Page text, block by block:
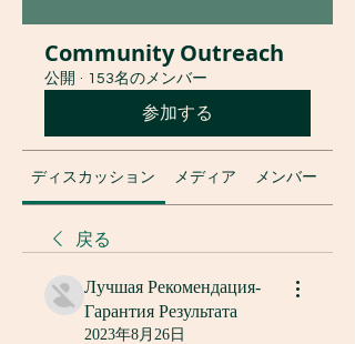
Community Outreach
公開 · 153名のメンバー
参加する
ディスカッション メディア メンバー
戻る
Лучшая Рекомендация-
Гарантия Результата
2023年8月26日